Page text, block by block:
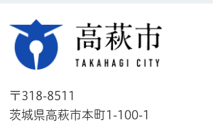
〒318-8511
茨城県高萩市本町1-100-1